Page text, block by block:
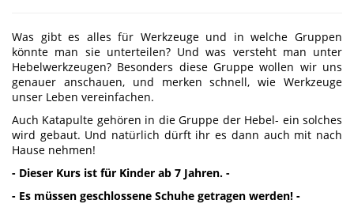
Was gibt es alles für Werkzeuge und in welche Gruppen
könnte man sie unterteilen? Und was versteht man unter
Hebelwerkzeugen? Besonders diese Gruppe wollen wir uns
genauer anschauen, und merken schnell, wie Werkzeuge
unser Leben vereinfachen.
Auch Katapulte gehören in die Gruppe der Hebel- ein solches
wird gebaut. Und natürlich dürft ihr es dann auch mit nach
Hause nehmen!
- Dieser Kurs ist für Kinder ab 7 Jahren. -
- Es müssen geschlossene Schuhe getragen werden! -